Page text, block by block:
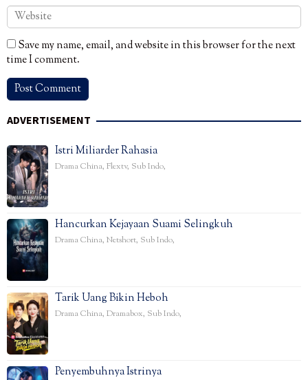
Save my name, email, and website in this browser for the next
time I comment.
ADVERTISEMENT
Istri Miliarder Rahasia
Drama China, Flextv, Sub Indo,
Hancurkan Kejayaan Suami Selingkuh
Drama China, Netshort, Sub Indo,
Tarik Uang Bikin Heboh
Drama China, Dramabox, Sub Indo,
Penyembuhnya Istrinya